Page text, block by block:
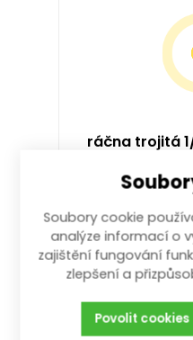
ráčna trojitá
250 mm;
více
499,00
Soubory cookie
analýze informací o
zajištění fungování
zlepšení a
Povolit cookies